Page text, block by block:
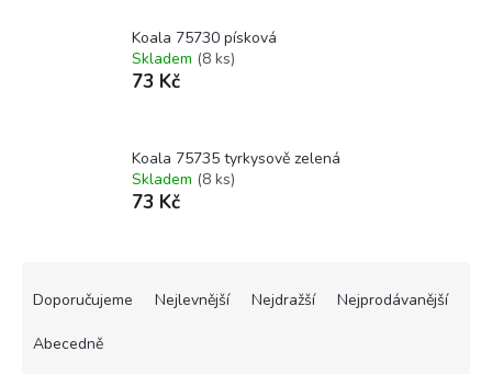
Koala 75730 písková
Skladem (8 ks)
73 Kč
Koala 75735 tyrkysově zelená
Skladem (8 ks)
73 Kč
e
Doporučujeme Nejlevnější Nejdražší Nejprodávanější
Abecedně